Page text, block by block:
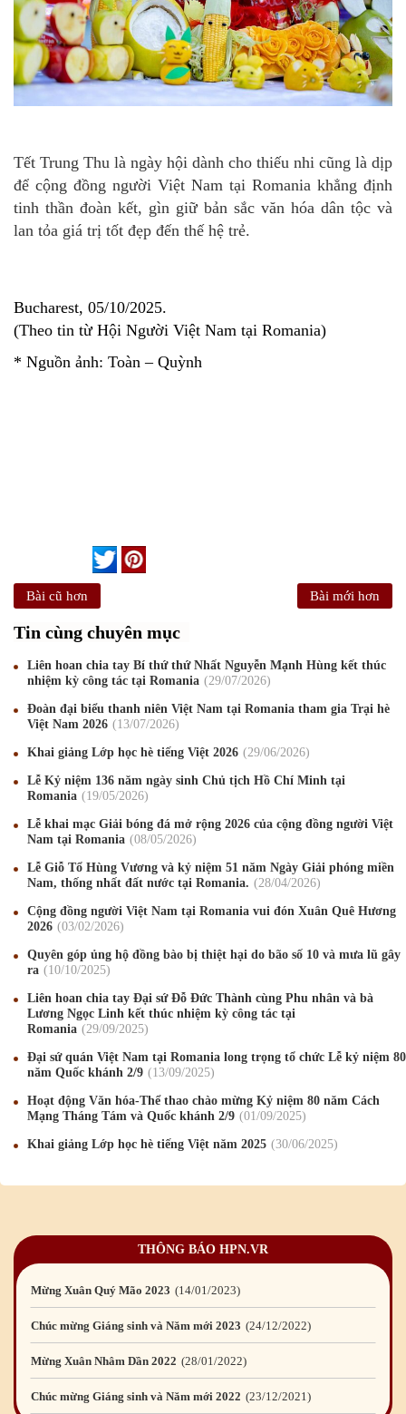
Tết Trung Thu là ngày hội dành cho thiếu nhi cũng là dịp
để cộng đồng người Việt Nam tại Romania khẳng định
tinh thần đoàn kết, gìn giữ bản sắc văn hóa dân tộc và
lan tỏa giá trị tốt đẹp đến thế hệ trẻ.
Bucharest, 05/10/2025.
(Theo tin từ Hội Người Việt Nam tại Romania)
* Nguồn ảnh: Toàn – Quỳnh
Bài cũ hơn Bài mới hơn
Tin cùng chuyên mục
Liên hoan chia tay Bí thứ thứ Nhất Nguyễn Mạnh Hùng kết thúc
nhiệm kỳ công tác tại Romania
29/07/2026
Đoàn đại biểu thanh niên Việt Nam tại Romania tham gia Trại hè
Việt Nam 2026
13/07/2026
Khai giảng Lớp học hè tiếng Việt 2026 29/06/2026
Lễ Kỷ niệm 136 năm ngày sinh Chủ tịch Hồ Chí Minh tại
Romania
19/05/2026
Lễ khai mạc Giải bóng đá mở rộng 2026 của cộng đồng người Việt
Nam tại Romania
08/05/2026
Lễ Giỗ Tổ Hùng Vương và kỷ niệm 51 năm Ngày Giải phóng miền
Nam, thống nhất đất nước tại Romania.
28/04/2026
Cộng đồng người Việt Nam tại Romania vui đón Xuân Quê Hương
2026
03/02/2026
Quyên góp ủng hộ đồng bào bị thiệt hại do bão số 10 và mưa lũ gây
ra
10/10/2025
Liên hoan chia tay Đại sứ Đỗ Đức Thành cùng Phu nhân và bà
Lương Ngọc Linh kết thúc nhiệm kỳ công tác tại
Romania
29/09/2025
Đại sứ quán Việt Nam tại Romania long trọng tổ chức Lễ kỷ niệm 80
năm Quốc khánh 2/9
13/09/2025
Hoạt động Văn hóa-Thể thao chào mừng Kỷ niệm 80 năm Cách
Mạng Tháng Tám và Quốc khánh 2/9
01 /09/2025
Khai giảng Lớp học hè tiếng Việt năm 2025 30/06/2025
THÔNG BÁO HPN.VR
Mừng Xuân Canh Tý 2020
Chúc mừng Giáng sinh và Năm mới 2020
Mừng Xuân Kỷ Hợi 2019 /02/2019
Mừng Xuân Bính Ngọ 2026 15/02/2026
Chúc mừng Giáng sinh và Năm mới 2026 24/12/2025
Chúc mừng Giáng sinh và Năm mới 2025 24/12/2024
Mừng Xuân Giáp Thìn 2024 09/02/2024
Mừng Xuân Quý Mão 2023 14/01/2023
Chúc mừng Giáng sinh và Năm mới 2023
Mừng Xuân Nhâm Dần 2022 28/01 /2022
Chúc mừng Giáng sinh và Năm mới 2022
Mừng Xuân Tân Sửu 2021 10/02/2021